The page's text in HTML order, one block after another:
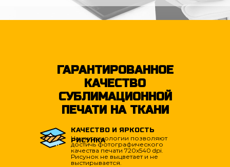
ГАРАНТИРОВАННОЕ
КАЧЕСТВО
СУБЛИМАЦИОННОЙ
ПЕЧАТИ НА ТКАНИ
КАЧЕСТВО И ЯРКОСТЬ
РИСУНКА
Наши технологии позволяют
достичь фотографического
качества печати 720х540 dpi.
Рисунок не выцветает и не
выстирывается.